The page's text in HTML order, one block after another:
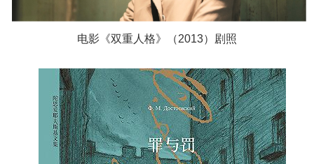
电影《双重人格》（2013）剧照